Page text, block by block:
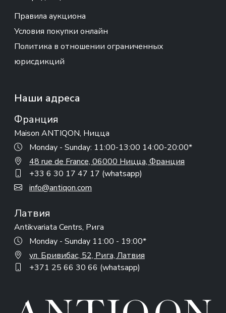
Правила аукциона
Условия покупки онлайн
Политика в отношении ограниченных
юрисдикций
Наши адреса
Франция
Maison ANTIQON, Ницца
Monday - Sunday: 11:00-13:00 14:00-20:00*
48 rue de France, 06000 Ницца, Франция
+33 6 30 17 47 17 (whatsapp)
info@antiqon.com
Латвия
Antikvariata Centrs, Рига
Monday - Sunday 11:00 - 19:00*
ул. Бривибас, 52, Рига, Латвия
+371 25 66 30 66 (whatsapp)